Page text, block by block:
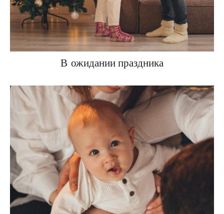
В ожидании праздника